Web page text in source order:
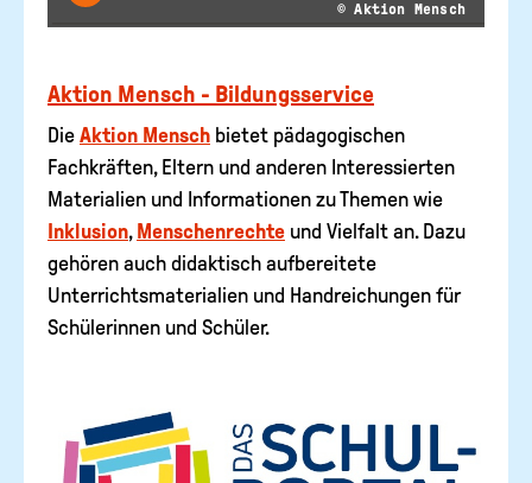
© Aktion Mensch
Aktion Mensch - Bildungsservice
Die Aktion Mensch bietet pädagogischen
Fachkräften, Eltern und anderen Interessierten
Materialien und Informationen zu Themen wie
Inklusion, Menschenrechte und Vielfalt an. Dazu
gehören auch didaktisch aufbereitete
Unterrichtsmaterialien und Handreichungen für
Schülerinnen und Schüler.